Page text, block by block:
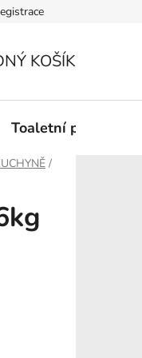
KOŠÍK
Toaletní papír
/